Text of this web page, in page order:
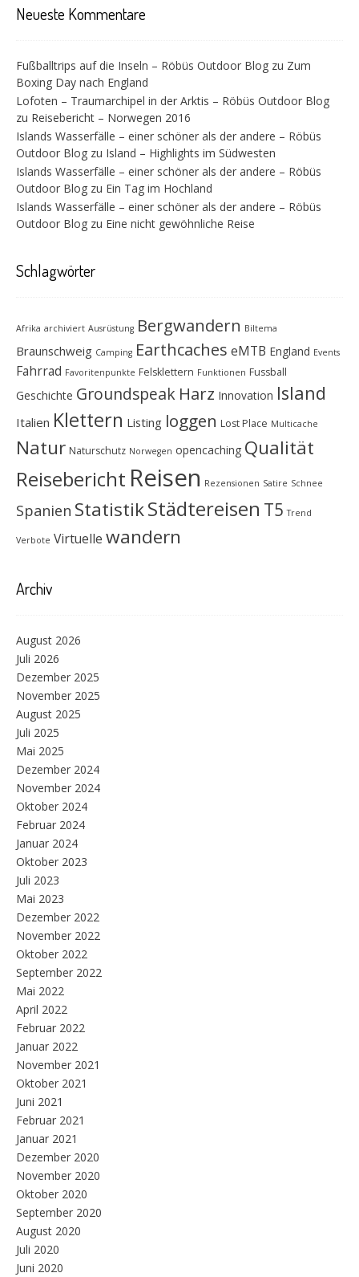
Neueste Kommentare
Fußballtrips auf die Inseln – Röbüs Outdoor Blog zu Zum
Boxing Day nach England
Lofoten – Traumarchipel in der Arktis – Röbüs Outdoor Blog
zu Reisebericht – Norwegen 2016
Islands Wasserfälle – einer schöner als der andere – Röbüs
Outdoor Blog zu Island – Highlights im Südwesten
Islands Wasserfälle – einer schöner als der andere – Röbüs
Outdoor Blog zu Ein Tag im Hochland
Islands Wasserfälle – einer schöner als der andere – Röbüs
Outdoor Blog zu Eine nicht gewöhnliche Reise
Schlagwörter
Afrika archiviert Ausrüstung Bergwandern Biltema
Braunschweig Camping Earthcaches eMTB England Events
Fahrrad Favoritenpunkte Felsklettern Funktionen Fussball
Geschichte Groundspeak Harz Innovation Island
Italien Klettern Listing loggen Lost Place Multicache
Natur Naturschutz Norwegen opencaching Qualität
Reisebericht Reisen Rezensionen Satire Schnee
Spanien StatistikStädtereisen T5 Trend
Verbote Virtuelle wandern
Archiv
August 2026
Juli 2026
Dezember 2025
November 2025
August 2025
Juli 2025
Mai 2025
Dezember 2024
November 2024
Oktober 2024
Februar 2024
Januar 2024
Oktober 2023
Juli 2023
Mai 2023
Dezember 2022
November 2022
Oktober 2022
September 2022
Mai 2022
April 2022
Februar 2022
Januar 2022
November 2021
Oktober 2021
Juni 2021
Februar 2021
Januar 2021
Dezember 2020
November 2020
Oktober 2020
September 2020
August 2020
Juli 2020
Juni 2020